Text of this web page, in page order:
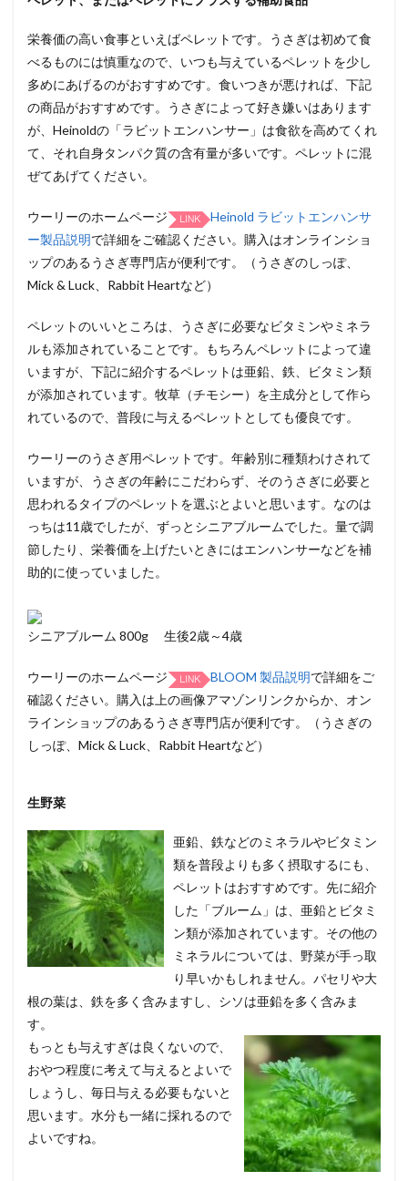
栄養価の高い食事といえばペレットです。うさぎは初めて食
べるものには慎重なので、いつも与えているペレットを少し
多めにあげるのがおすすめです。食いつきが悪ければ、下記
の商品がおすすめです。うさぎによって好き嫌いはあります
が、Heinoldの「ラビットエンハンサー」は食欲を高めてくれ
て、それ自身タンパク質の含有量が多いです。ペレットに混
ぜてあげてください。
ウーリーのホームページ
Heinold ラビットエンハンサ
ー製品説明で詳細をご確認ください。購入はオンラインショ
ップのあるうさぎ専門店が便利です。（うさぎのしっぽ、
Mick & Luck、Rabbit Heartなど）
ペレットのいいところは、うさぎに必要なビタミンやミネラ
ルも添加されていることです。もちろんペレットによって違
いますが、下記に紹介するペレットは亜鉛、鉄、ビタミン類
が添加されています。牧草（チモシー）を主成分として作ら
れているので、普段に与えるペレットとしても優良です。
ウーリーのうさぎ用ペレットです。年齢別に種類わけされて
いますが、うさぎの年齢にこだわらず、そのうさぎに必要と
思われるタイプのペレットを選ぶとよいと思います。なのは
っちは11歳でしたが、ずっとシニアブルームでした。量で調
節したり、栄養価を上げたいときにはエンハンサーなどを補
助的に使っていました。
シニアブルーム 800g 生後2歳～4歳
ウーリーのホームページ BLOOM 製品説明で詳細をご
確認ください。購入は上の画像アマゾンリンクからか、オン
ラインショップのあるうさぎ専門店が便利です。（うさぎの
しっぽ、Mick & Luck、Rabbit Heartなど）
生野菜
亜鉛、鉄などのミネラルやビタミン
類を普段よりも多く摂取するにも、
ペレットはおすすめです。先に紹介
した「ブルーム」は、亜鉛とビタミ
ン類が添加されています。その他の
ミネラルについては、野菜が手っ取
り早いかもしれません。パセリや大
根の葉は、鉄を多く含みますし、シソは亜鉛を多く含みま
す。
もっとも与えすぎは良くないので、
おやつ程度に考えて与えるとよいで
しょうし、毎日与える必要もないと
思います。水分も一緒に採れるので
よいですね。